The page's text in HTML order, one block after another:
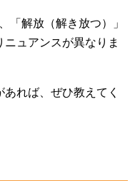
「解放（解き放つ）」
ュアンスが異なりま
れば、ぜひ教えてく